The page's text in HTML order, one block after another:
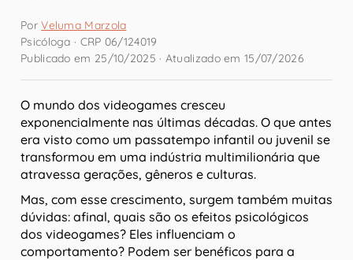
PorVeluma Marzola
Psicóloga · CRP 06/124019
Publicado em 25/10/2025 · Atualizado em 15/07/2026
O mundo dos videogames cresceu
exponencialmente nas últimas décadas. O que antes
era visto como um passatempo infantil ou juvenil se
transformou em uma indústria multimilionária que
atravessa gerações, gêneros e culturas.
Mas, com esse crescimento, surgem também muitas
dúvidas: afinal, quais são os efeitos psicológicos
dos videogames? Eles influenciam o
comportamento? Podem ser benéficos para a